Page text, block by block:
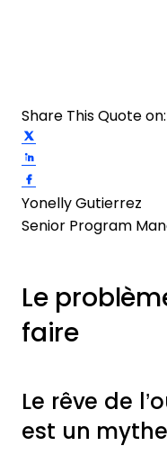
Share This Quote on:
Yonelly Gutierrez
Senior Program
Le
faire
Le rêve de
est un mythe